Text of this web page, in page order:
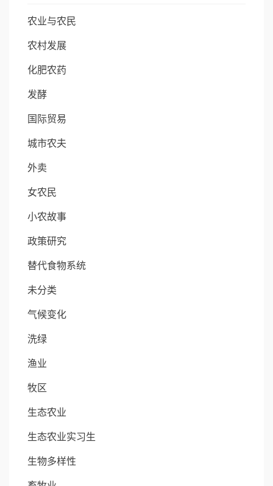
农业与农民
农村发展
化肥农药
发酵
国际贸易
城市农夫
外卖
女农民
小农故事
政策研究
替代食物系统
未分类
气候变化
洗绿
渔业
牧区
生态农业
生态农业实习生
生物多样性